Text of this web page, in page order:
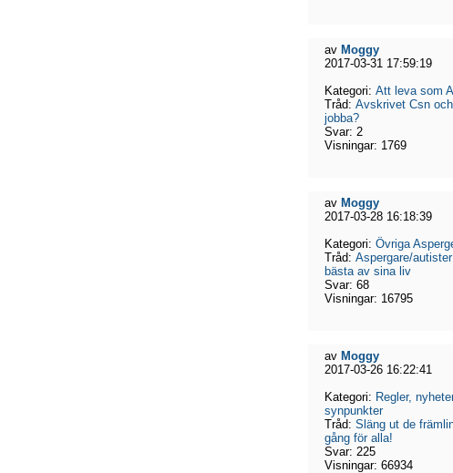
av Moggy
2017-03-31 17:59:19
Kategori: Att leva som
Tråd: Avskrivet Csn
jobba?
Svar: 2
Visningar: 1769
av Moggy
2017-03-28 16:18:39
Kategori: Övriga
Tråd: Aspergare/
bästa av sina liv
Svar: 68
Visningar: 16795
av Moggy
2017-03-26 16:22:41
Kategori: Regler,
synpunkter
Tråd: Släng ut de
gång för alla!
Svar: 225
Visningar: 66934